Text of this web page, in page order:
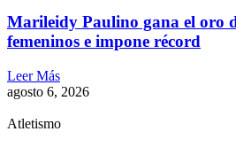
Marileidy Paulino gana el oro
femeninos e impone récord
Leer Más
agosto 6, 2026
Atletismo